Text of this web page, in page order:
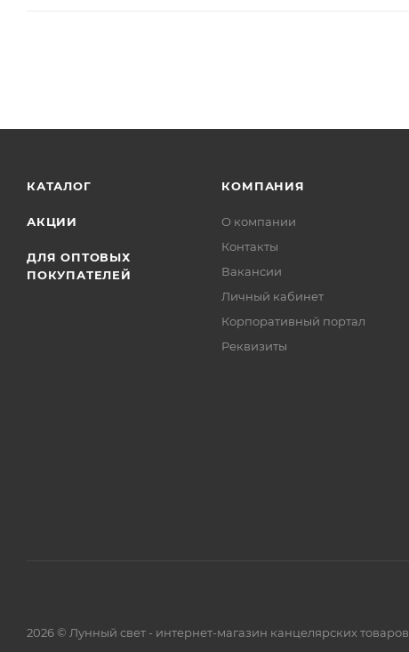
КАТАЛОГ
АКЦИИ
ДЛЯ ОПТОВЫХ
ПОКУПАТЕЛЕЙ
КОМПАНИЯ
О компании
Контакты
Вакансии
Личный кабинет
Корпоративный портал
Реквизиты
2026 © Лунный свет - интернет-магазин канцелярских товаров